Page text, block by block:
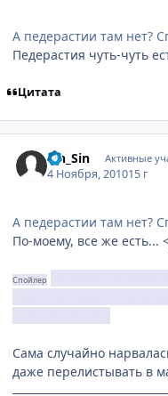
А педерастии там нет?
Педерастия чуть-чуть
Цитата
Sin_Sin Активные
4 Ноября, 201015 г
А педерастии там нет?
По-моему, все же есть...
Спойлер
Сама случайно
даже перелистывать в